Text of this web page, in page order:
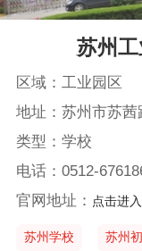
苏州
区域：工业园区
地址：苏州市苏茜
类型：学校
电话：0512-
官网地址： 点击进入
苏州学校 苏州